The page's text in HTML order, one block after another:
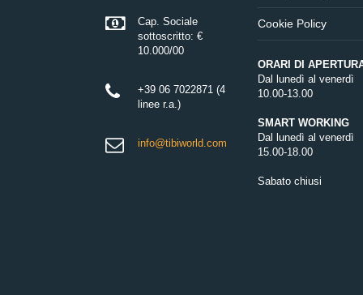
Cap. Sociale
sottoscritto: €
10.000/00
+39 06 7022871 (4
linee r.a.)
info@tibiworld.com
Cookie Policy
ORARI DI
Dal lunedì al venerdì
10.00-13.00
SMART WORKING
Dal lunedì al venerdì
15.00-18.00
Sabato chiusi